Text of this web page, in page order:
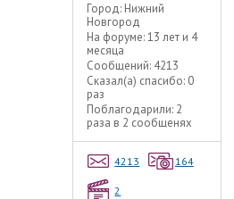
Город: Нижний
Новгород
На форуме:13 лет и 4
месяца
Сообщений: 4213
Сказал(а) спасибо: 0
раз
Поблагодарили: 2
раза в 2 сообщенях
4213 164
2